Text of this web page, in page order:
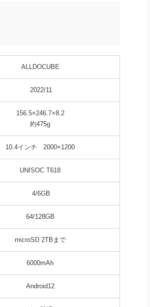
ALLDOCUBE
2022/11
156.5×246.7×8.2
約475g
10.4インチ 2000×1200
UNISOC T618
4/6GB
64/128GB
microSD 2TBまで
6000mAh
Android12